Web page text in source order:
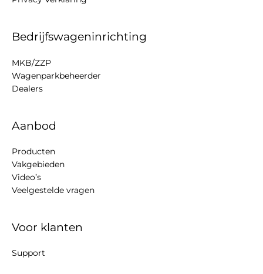
Bedrijfswageninrichting
MKB/ZZP
Wagenparkbeheerder
Dealers
Aanbod
Producten
Vakgebieden
Video’s
Veelgestelde vragen
Voor klanten
Support